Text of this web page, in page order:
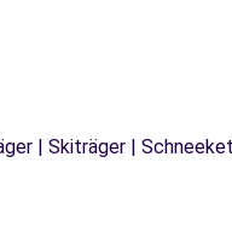
| Skiträger |